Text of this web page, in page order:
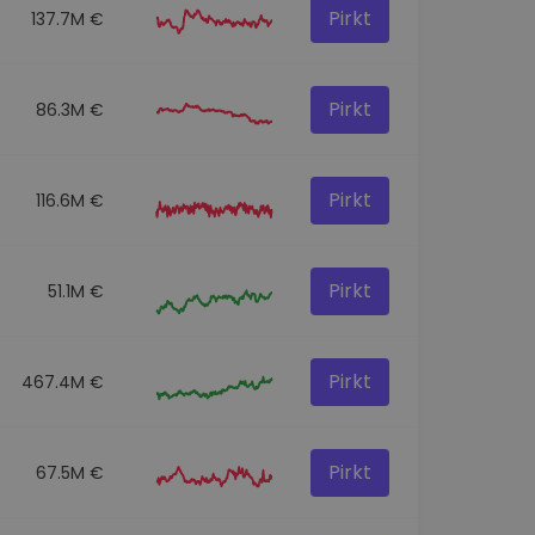
137.7M € Pirkt
86.3M € Pirkt
116.6M € Pirkt
51.1M € Pirkt
467.4M € Pirkt
67.5M € Pirkt